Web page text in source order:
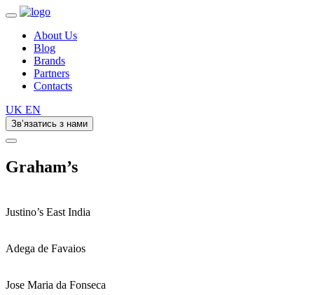
About Us
Blog
Brands
Partners
Contacts
UK EN
Зв’язатись з нами
Graham’s
Justino’s East India
Adega de Favaios
Jose Maria da Fonseca